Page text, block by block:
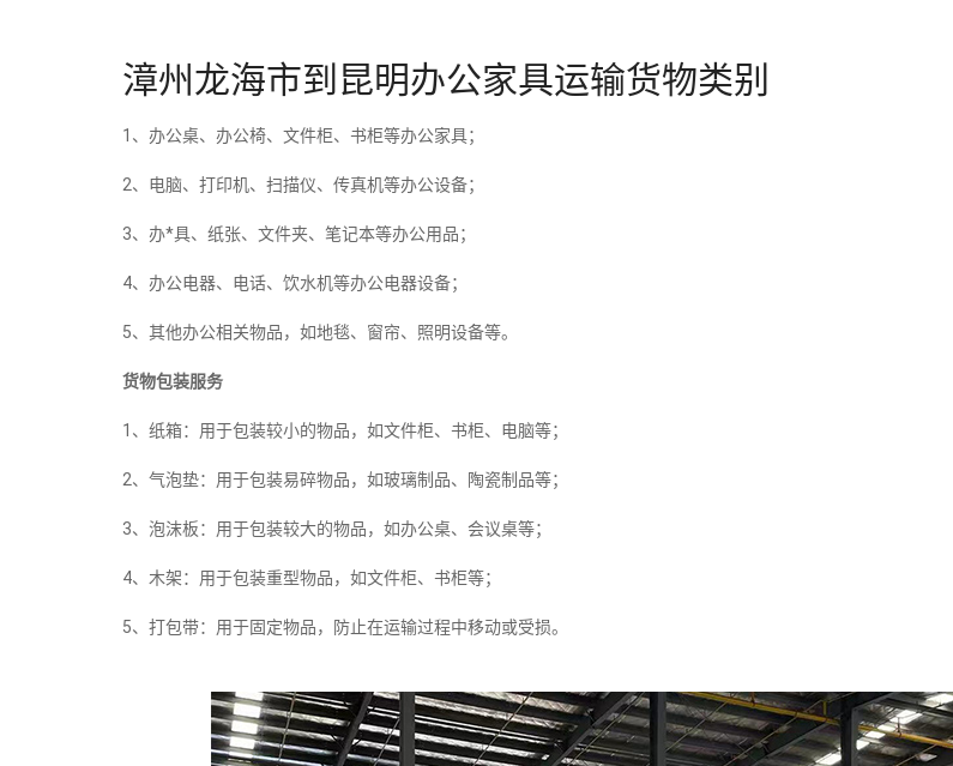
漳州龙海市到昆明办公家具运输货物类别
1、办公桌、办公椅、文件柜、书柜等办公家具；
2、电脑、打印机、扫描仪、传真机等办公设备；
3、办*具、纸张、文件夹、笔记本等办公用品；
4、办公电器、电话、饮水机等办公电器设备；
5、其他办公相关物品，如地毯、窗帘、照明设备等。
货物包装服务
1、纸箱：用于包装较小的物品，如文件柜、书柜、电脑等；
2、气泡垫：用于包装易碎物品，如玻璃制品、陶瓷制品等；
3、泡沫板：用于包装较大的物品，如办公桌、会议桌等；
4、木架：用于包装重型物品，如文件柜、书柜等；
5、打包带：用于固定物品，防止在运输过程中移动或受损。